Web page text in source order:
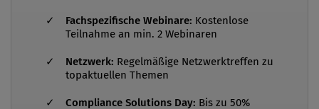
Fachspezifische Webinare: Kostenlose
Teilnahme an min. 2 Webinaren
Netzwerk: Regelmäßige Netzwerktreffen zu
topaktuellen Themen
Compliance Solutions Day: Bis zu 50%